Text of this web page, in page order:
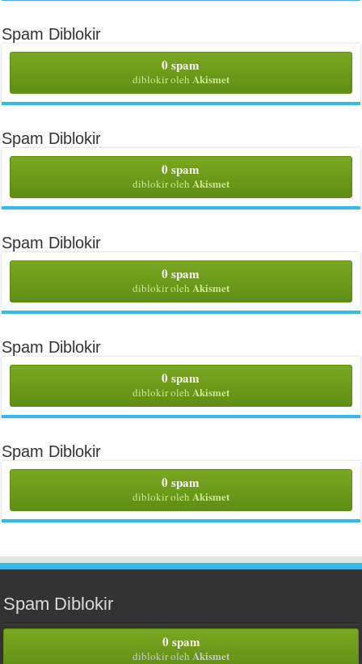
Spam Diblokir
0 spam
diblokir oleh Akismet
Spam Diblokir
0 spam
diblokir oleh Akismet
Spam Diblokir
0 spam
diblokir oleh Akismet
Spam Diblokir
0 spam
diblokir oleh Akismet
Spam Diblokir
0 spam
diblokir oleh Akismet
Spam Diblokir
0 spam
diblokir oleh Akismet